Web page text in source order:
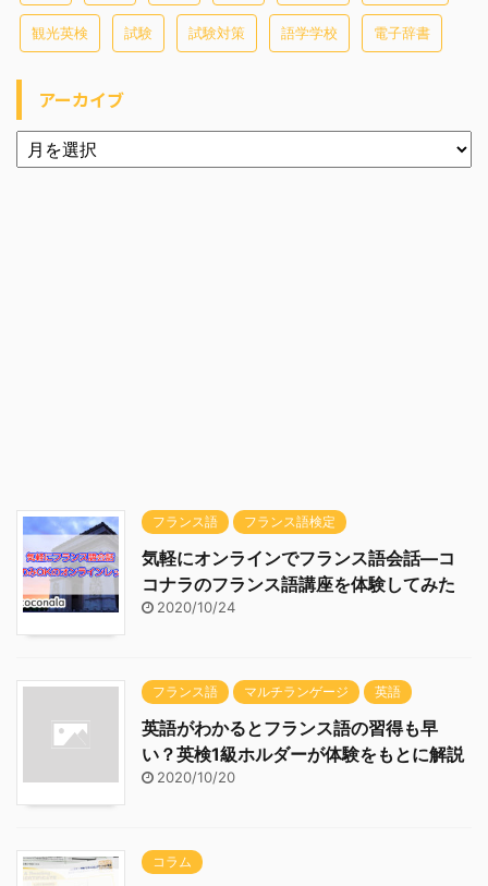
観光英検 試験 試験対策 語学学校 電子辞書
アーカイブ
フランス語 フランス語検定
気軽にオンラインでフランス語会話―コ
コナラのフランス語講座を体験してみた
2020/10/24
フランス語 マルチランゲージ 英語
英語がわかるとフランス語の習得も早
い？英検1級ホルダーが体験をもとに解説
2020/10/20
コラム